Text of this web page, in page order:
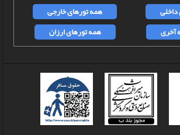
همه تورهای خارجی
آخری
همه تورهای ارزان